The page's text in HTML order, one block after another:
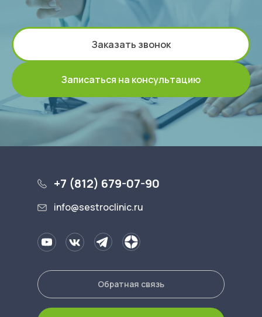
Заказать звонок
Записаться на консультацию
+7 (812) 679-07-90
info@sestroclinic.ru
Обратная связь